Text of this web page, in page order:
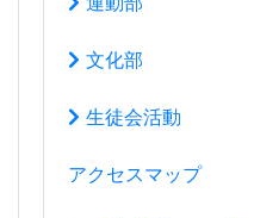
文化部
生徒会活動
アクセスマップ